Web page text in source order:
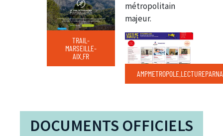
TRAIL-
MARSEILLE-
AIX.FR
métropolitain
majeur.
DOCUMENTS OFFICIELS